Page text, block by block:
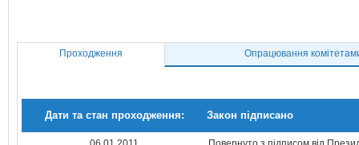
Проходження Опрацювання
Дати та стан проходження: Закон підписано